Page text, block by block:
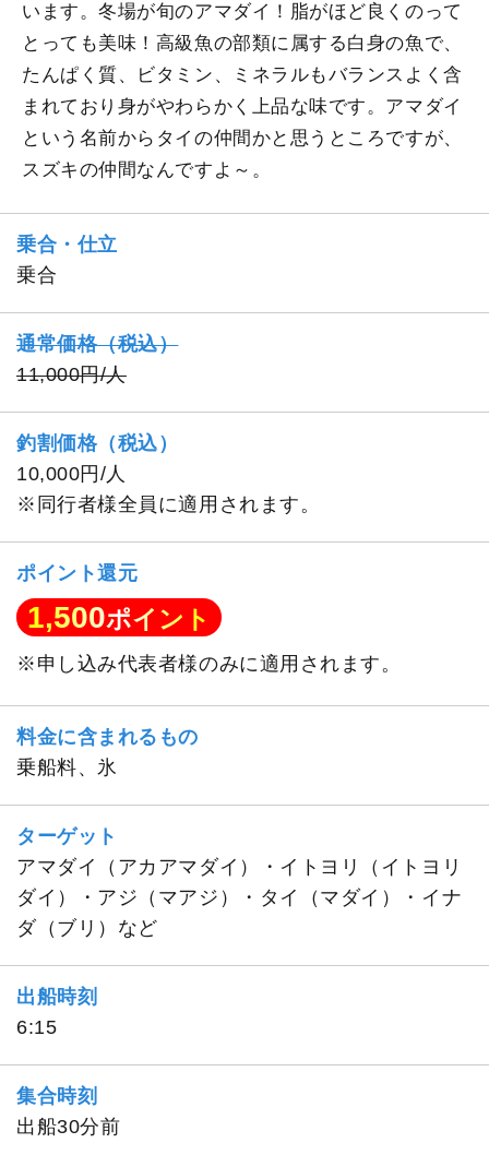
います。冬場が旬のアマダイ！脂がほど良くのって
とっても美味！高級魚の部類に属する白身の魚で、
たんぱく質、ビタミン、ミネラルもバランスよく含
まれており身がやわらかく上品な味です。アマダイ
という名前からタイの仲間かと思うところですが、
スズキの仲間なんですよ～。
乗合・仕立
乗合
通常価格（税込）
11,000円/人
釣割価格（税込）
10,000円/人
※同行者様全員に適用されます。
ポイント還元
1,500ポイント
※申し込み代表者様のみに適用されます。
料金に含まれるもの
乗船料、氷
ターゲット
アマダイ（アカアマダイ）・イトヨリ（イトヨリ
ダイ）・アジ（マアジ）・タイ（マダイ）・イナ
ダ（ブリ）など
出船時刻
6:15
集合時刻
出船30分前